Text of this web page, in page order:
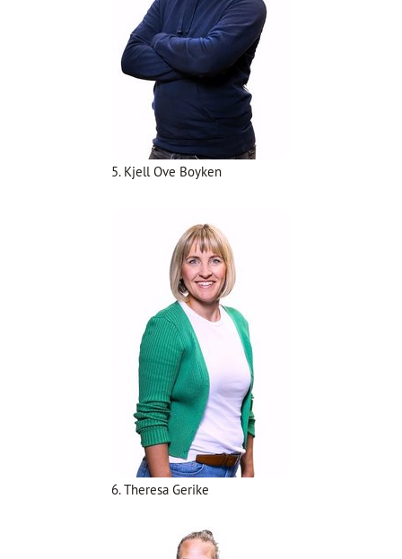
5. Kjell Ove Boyken
6. Theresa Gerike